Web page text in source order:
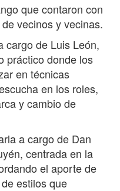
que contaron con
vecinos y vecinas.
cargo de Luis León,
práctico donde los
en técnicas
en los roles,
y cambio de
a cargo de Dan
centrada en la
el aporte de
estilos que